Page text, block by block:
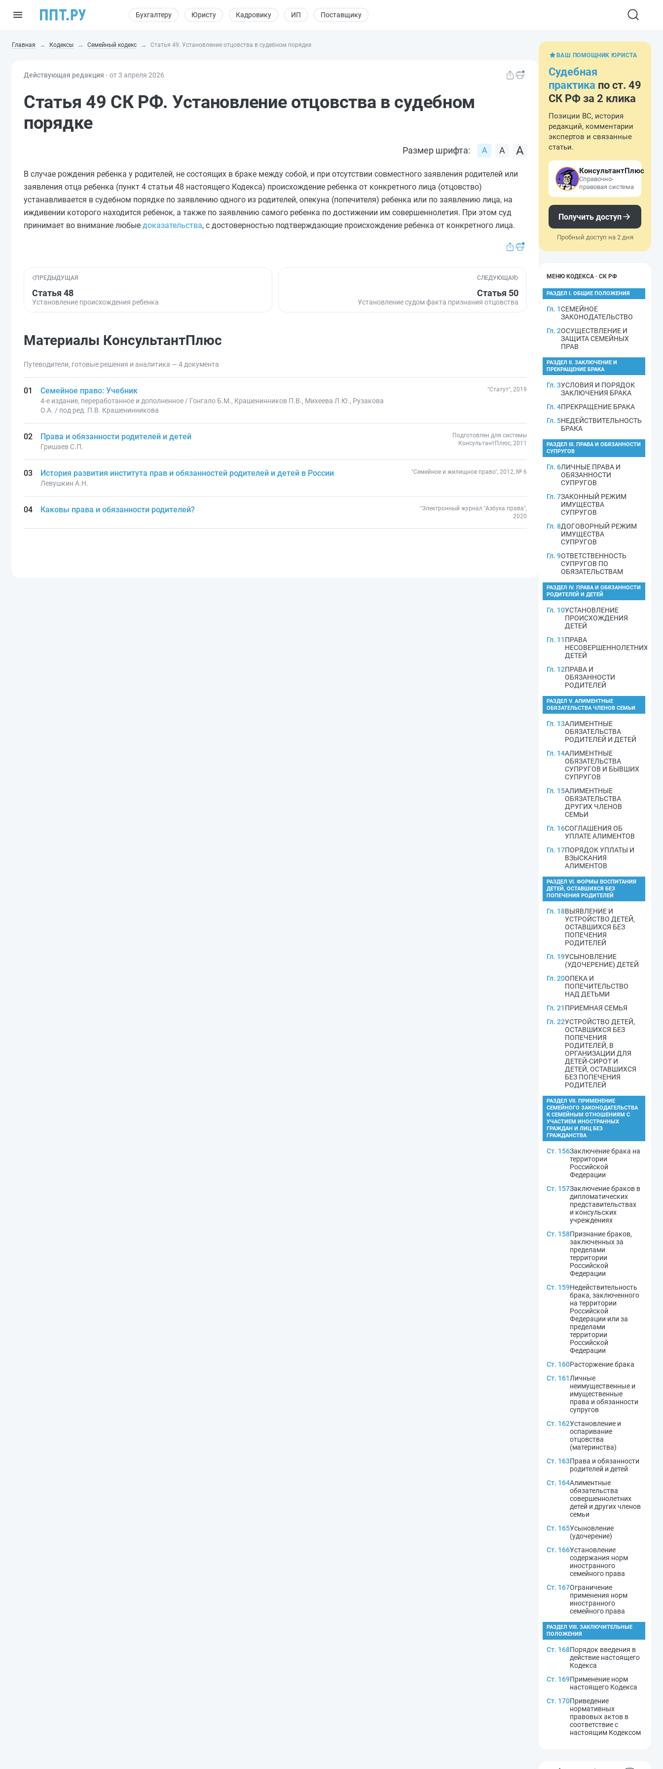
Бухгалтеру Юристу Кадровику ИП Поставщику
Главная Кодексы Семейный кодекс Статья 49. Установление отцовства в судебном порядке
Действующая редакция ⸱ от 3 апреля 2026
Статья 49 СК РФ. Установление отцовства в судебном
порядке
Размер шрифта:
В случае рождения ребенка у родителей, не состоящих в браке между собой, и при отсутствии совместного заявления родителей или
заявления отца ребенка (пункт 4 статьи 48 настоящего Кодекса) происхождение ребенка от конкретного лица (отцовство)
устанавливается в судебном порядке по заявлению одного из родителей, опекуна (попечителя) ребенка или по заявлению лица, на
иждивении которого находится ребенок, а также по заявлению самого ребенка по достижении им совершеннолетия. При этом суд
принимает во внимание любые доказательства, с достоверностью подтверждающие происхождение ребенка от конкретного лица.
ПРЕДЫДУЩАЯ
Статья 48
Установление происхождения ребенка
СЛЕДУЮЩАЯ
Статья 50
Установление судом факта признания отцовства
Материалы КонсультантПлюс
Путеводители, готовые решения и аналитика — 4 документа
Семейное право: Учебник
4-е издание, переработанное и дополненное / Гонгало Б.М., Крашенинников П.В., Михеева Л.Ю., Рузакова
О.А. / под ред. П.В. Крашенинникова
"Статут", 2019
Права и обязанности родителей и детей
Гришаев С.П.
Подготовлен для системы
КонсультантПлюс, 2011
История развития института прав и обязанностей родителей и детей в России
Левушкин А.Н.
"Семейное и жилищное право", 2012, № 6
Каковы права и обязанности родителей?
"Электронный журнал "Азбука права",
2020
ВАШ ПОМОЩНИК ЮРИСТА
Судебная
практика по ст. 49
СК РФ за 2 клика
Позиции ВС, история
редакций, комментарии
экспертов и связанные
статьи.
КонсультантПлюс
Справочно-
правовая система
Получить доступ
Пробный доступ на 2 дня
МЕНЮ КОДЕКСА · СК РФ
РАЗДЕЛ I. ОБЩИЕ ПОЛОЖЕНИЯ
Гл. 1СЕМЕЙНОЕ
ЗАКОНОДАТЕЛЬСТВО
Гл. 2ОСУЩЕСТВЛЕНИЕ И
ЗАЩИТА СЕМЕЙНЫХ
ПРАВ
РАЗДЕЛ II. ЗАКЛЮЧЕНИЕ И
ПРЕКРАЩЕНИЕ БРАКА
Гл. 3УСЛОВИЯ И ПОРЯДОК
ЗАКЛЮЧЕНИЯ БРАКА
Гл. 4ПРЕКРАЩЕНИЕ БРАКА
Гл. 5НЕДЕЙСТВИТЕЛЬНОСТЬ
БРАКА
РАЗДЕЛ III. ПРАВА И ОБЯЗАННОСТИ
СУПРУГОВ
Гл. 6ЛИЧНЫЕ ПРАВА И
ОБЯЗАННОСТИ
СУПРУГОВ
Гл. 7ЗАКОННЫЙ РЕЖИМ
ИМУЩЕСТВА
СУПРУГОВ
Гл. 8ДОГОВОРНЫЙ РЕЖИМ
ИМУЩЕСТВА
СУПРУГОВ
Гл. 9ОТВЕТСТВЕННОСТЬ
СУПРУГОВ ПО
ОБЯЗАТЕЛЬСТВАМ
РАЗДЕЛ IV. ПРАВА И ОБЯЗАННОСТИ
РОДИТЕЛЕЙ И ДЕТЕЙ
Гл. 10УСТАНОВЛЕНИЕ
ПРОИСХОЖДЕНИЯ
ДЕТЕЙ
Гл. 11ПРАВА
НЕСОВЕРШЕННОЛЕТНИХ
ДЕТЕЙ
Гл. 12ПРАВА И
ОБЯЗАННОСТИ
РОДИТЕЛЕЙ
РАЗДЕЛ V. АЛИМЕНТНЫЕ
ОБЯЗАТЕЛЬСТВА ЧЛЕНОВ СЕМЬИ
Гл. 13АЛИМЕНТНЫЕ
ОБЯЗАТЕЛЬСТВА
РОДИТЕЛЕЙ И ДЕТЕЙ
Гл. 14АЛИМЕНТНЫЕ
ОБЯЗАТЕЛЬСТВА
СУПРУГОВ И БЫВШИХ
СУПРУГОВ
Гл. 15АЛИМЕНТНЫЕ
ОБЯЗАТЕЛЬСТВА
ДРУГИХ ЧЛЕНОВ
СЕМЬИ
Гл. 16СОГЛАШЕНИЯ ОБ
УПЛАТЕ АЛИМЕНТОВ
Гл. 17ПОРЯДОК УПЛАТЫ И
ВЗЫСКАНИЯ
АЛИМЕНТОВ
РАЗДЕЛ VI. ФОРМЫ ВОСПИТАНИЯ
ДЕТЕЙ, ОСТАВШИХСЯ БЕЗ
ПОПЕЧЕНИЯ РОДИТЕЛЕЙ
Гл. 18ВЫЯВЛЕНИЕ И
УСТРОЙСТВО ДЕТЕЙ,
ОСТАВШИХСЯ БЕЗ
ПОПЕЧЕНИЯ
РОДИТЕЛЕЙ
Гл. 19УСЫНОВЛЕНИЕ
(УДОЧЕРЕНИЕ) ДЕТЕЙ
Гл. 20ОПЕКА И
ПОПЕЧИТЕЛЬСТВО
НАД ДЕТЬМИ
Гл. 21ПРИЕМНАЯ СЕМЬЯ
Гл. 22УСТРОЙСТВО ДЕТЕЙ,
ОСТАВШИХСЯ БЕЗ
ПОПЕЧЕНИЯ
РОДИТЕЛЕЙ, В
ОРГАНИЗАЦИИ ДЛЯ
ДЕТЕЙ-СИРОТ И
ДЕТЕЙ, ОСТАВШИХСЯ
БЕЗ ПОПЕЧЕНИЯ
РОДИТЕЛЕЙ
РАЗДЕЛ VII. ПРИМЕНЕНИЕ
СЕМЕЙНОГО ЗАКОНОДАТЕЛЬСТВА
К СЕМЕЙНЫМ ОТНОШЕНИЯМ С
УЧАСТИЕМ ИНОСТРАННЫХ
ГРАЖДАН И ЛИЦ БЕЗ
ГРАЖДАНСТВА
Ст. 156Заключение брака на
территории
Российской
Федерации
Ст. 157Заключение браков в
дипломатических
представительствах
и консульских
учреждениях
Ст. 158Признание браков,
заключенных за
пределами
территории
Российской
Федерации
Ст. 159Недействительность
брака, заключенного
на территории
Российской
Федерации или за
пределами
территории
Российской
Федерации
Ст. 160Расторжение брака
Ст. 161Личные
неимущественные и
имущественные
права и обязанности
супругов
Ст. 162Установление и
оспаривание
отцовства
(материнства)
Ст. 163Права и обязанности
родителей и детей
Ст. 164Алиментные
обязательства
совершеннолетних
детей и других членов
семьи
Ст. 165Усыновление
(удочерение)
Ст. 166Установление
содержания норм
иностранного
семейного права
Ст. 167Ограничение
применения норм
иностранного
семейного права
РАЗДЕЛ VIII. ЗАКЛЮЧИТЕЛЬНЫЕ
ПОЛОЖЕНИЯ
Ст. 168Порядок введения в
действие настоящего
Кодекса
Ст. 169Применение норм
настоящего Кодекса
Ст. 170Приведение
нормативных
правовых актов в
соответствие с
настоящим Кодексом